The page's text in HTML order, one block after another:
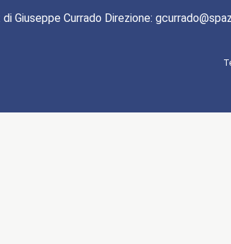
Giuseppe Currado Direzione: